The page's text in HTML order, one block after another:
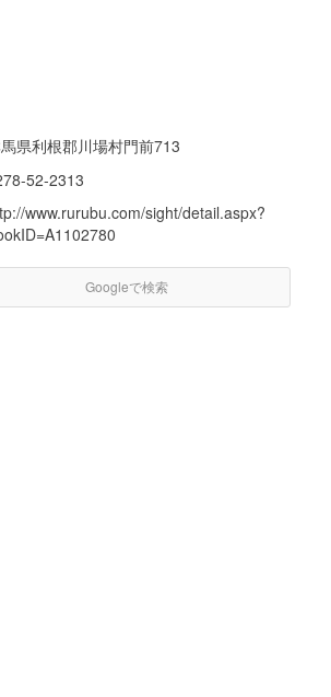
県利根郡川場村門前713
52-2313
www.rurubu.com/sight/detail.aspx?
Googleで検索